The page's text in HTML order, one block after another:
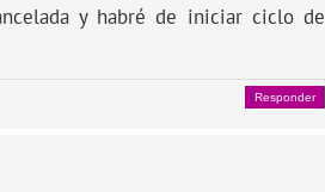
y habré de iniciar ciclo de
Responder